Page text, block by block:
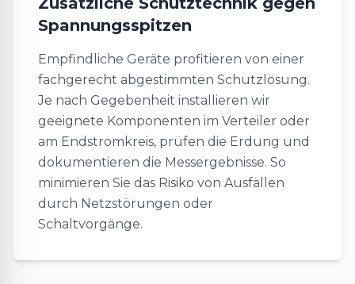
Spannungsspitzen
Empfindliche Geräte profitieren von einer
fachgerecht abgestimmten Schutzlösung.
Je nach Gegebenheit installieren wir
geeignete Komponenten im Verteiler oder
am Endstromkreis, prüfen die Erdung und
dokumentieren die Messergebnisse. So
minimieren Sie das Risiko von Ausfällen
durch Netzstörungen oder
Schaltvorgänge.